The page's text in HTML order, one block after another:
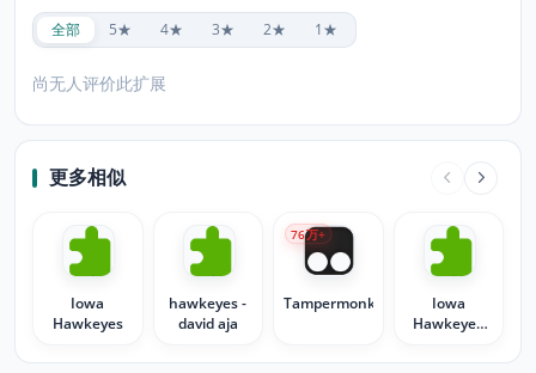
全部 5★ 4★ 3★ 2★ 1★
尚无人评价此扩展
更多相似
Iowa
Hawkeyes
hawkeyes -
david aja
Tampermonkey
76万+
Iowa
Hawkeyes